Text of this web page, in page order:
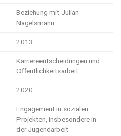
Beziehung mit Julian
Nagelsmann
2013
Karriereentscheidungen und
Öffentlichkeitsarbeit
2020
Engagement in sozialen
Projekten, insbesondere in
der Jugendarbeit